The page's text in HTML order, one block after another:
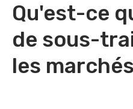
Qu'est-ce
de sous-
les